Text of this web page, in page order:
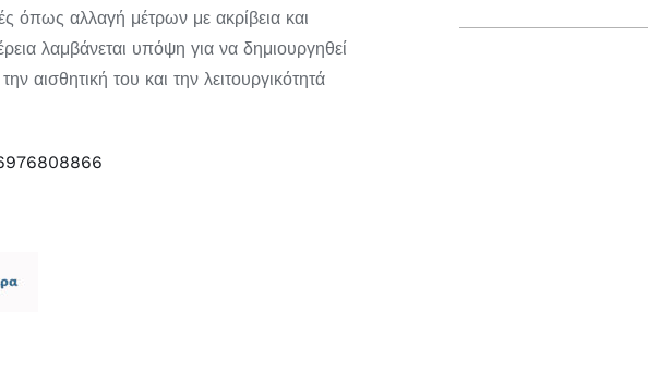
όπως αλλαγή μέτρων με ακρίβεια και
λαμβάνεται υπόψη για να δημιουργηθεί
αισθητική του και την λειτουργικότητά